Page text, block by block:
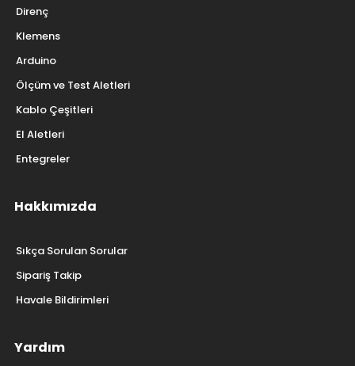
Direnç
Klemens
Arduino
Ölçüm ve Test Aletleri
Kablo Çeşitleri
El Aletleri
Entegreler
Hakkımızda
Sıkça Sorulan Sorular
Sipariş Takip
Havale Bildirimleri
Yardım